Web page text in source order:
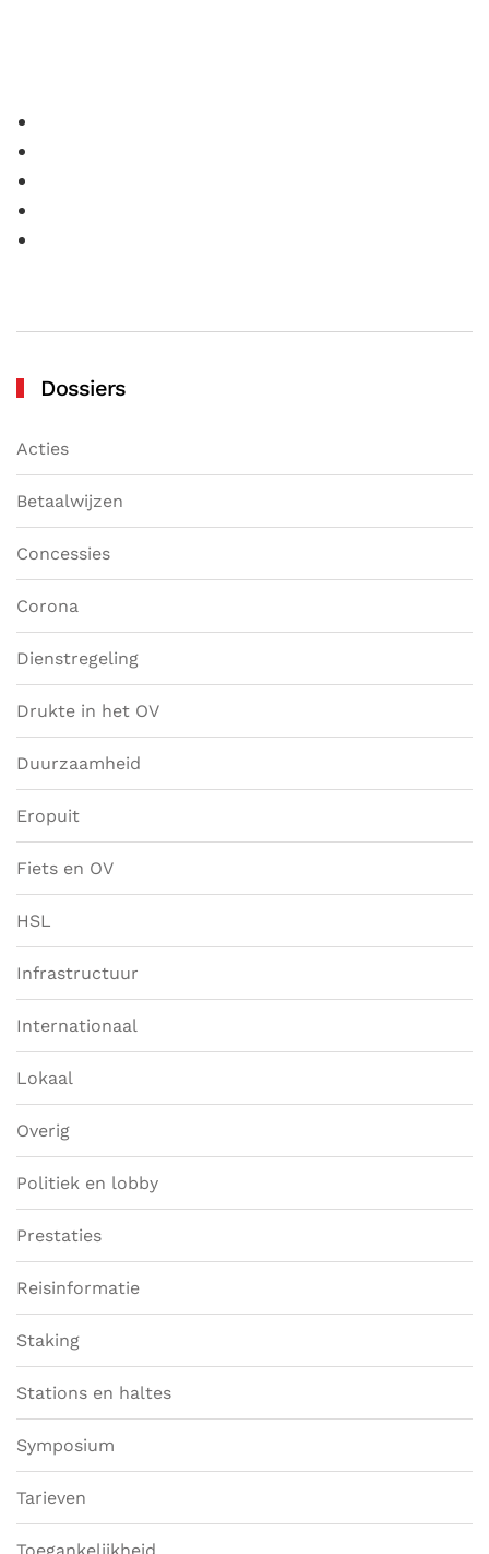
Dossiers
Acties
Betaalwijzen
Concessies
Corona
Dienstregeling
Drukte in het OV
Duurzaamheid
Eropuit
Fiets en OV
HSL
Infrastructuur
Internationaal
Lokaal
Overig
Politiek en lobby
Prestaties
Reisinformatie
Staking
Stations en haltes
Symposium
Tarieven